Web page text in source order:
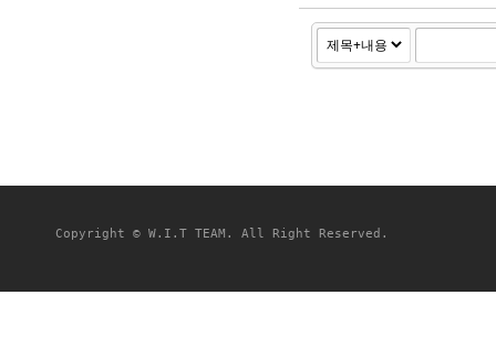
Copyright © W.I.T TEAM. All Right Reserved.